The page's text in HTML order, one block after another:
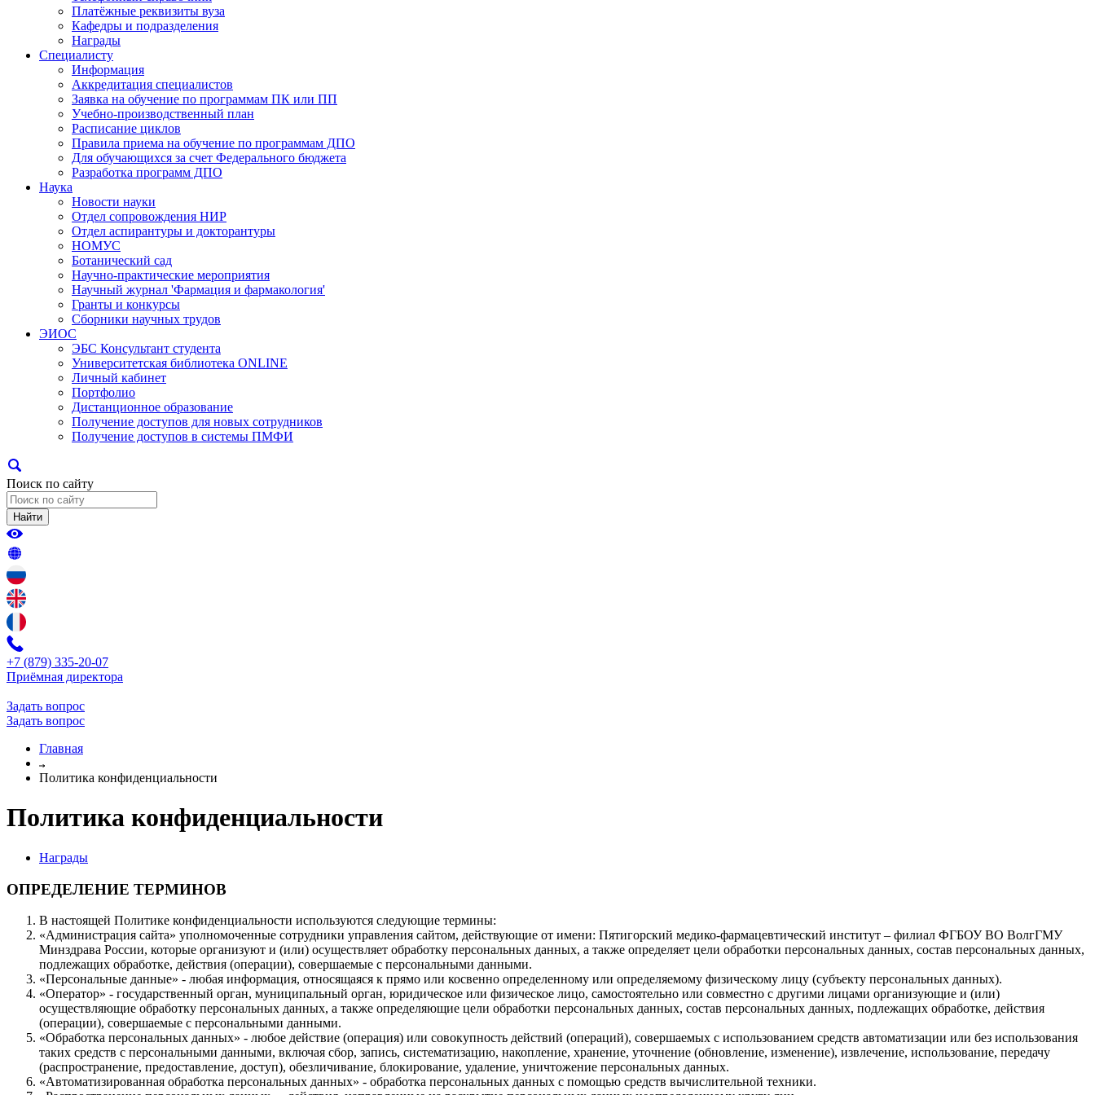
Платёжные реквизиты вуза
Кафедры и подразделения
Награды
Специалисту
Информация
Аккредитация специалистов
Заявка на обучение по программам ПК или ПП
Учебно-производственный план
Расписание циклов
Правила приема на обучение по программам ДПО
Для обучающихся за счет Федерального бюджета
Разработка программ ДПО
Наука
Новости науки
Отдел сопровождения НИР
Отдел аспирантуры и докторантуры
НОМУС
Ботанический сад
Научно-практические мероприятия
Научный журнал 'Фармация и фармакология'
Гранты и конкурсы
Сборники научных трудов
ЭИОС
ЭБС Консультант студента
Университетская библиотека ONLINE
Личный кабинет
Портфолио
Дистанционное образование
Получение доступов для новых сотрудников
Получение доступов в системы ПМФИ
Поиск по сайту
Найти
+7 (879) 335-20-07
Приёмная директора
Задать вопрос
Задать вопрос
Главная
Политика конфиденциальности
Политика конфиденциальности
Награды
ОПРЕДЕЛЕНИЕ ТЕРМИНОВ
В настоящей Политике конфиденциальности используются следующие термины:
«Администрация сайта» уполномоченные сотрудники управления сайтом, действующие от имени: Пятигорский медико-фармацевтический институт – филиал ФГБОУ ВО ВолгГМУ
Минздрава России, которые организуют и (или) осуществляет обработку персональных данных, а также определяет цели обработки персональных данных, состав персональных данных,
подлежащих обработке, действия (операции), совершаемые с персональными данными.
«Персональные данные» - любая информация, относящаяся к прямо или косвенно определенному или определяемому физическому лицу (субъекту персональных данных).
«Оператор» - государственный орган, муниципальный орган, юридическое или физическое лицо, самостоятельно или совместно с другими лицами организующие и (или)
осуществляющие обработку персональных данных, а также определяющие цели обработки персональных данных, состав персональных данных, подлежащих обработке, действия
(операции), совершаемые с персональными данными.
«Обработка персональных данных» - любое действие (операция) или совокупность действий (операций), совершаемых с использованием средств автоматизации или без использования
таких средств с персональными данными, включая сбор, запись, систематизацию, накопление, хранение, уточнение (обновление, изменение), извлечение, использование, передачу
(распространение, предоставление, доступ), обезличивание, блокирование, удаление, уничтожение персональных данных.
«Автоматизированная обработка персональных данных» - обработка персональных данных с помощью средств вычислительной техники.